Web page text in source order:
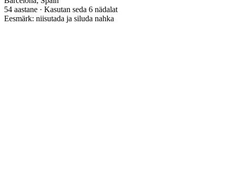
54 aastane · Kasutan seda 6 nädalat
Eesmärk: niisutada ja siluda nahka